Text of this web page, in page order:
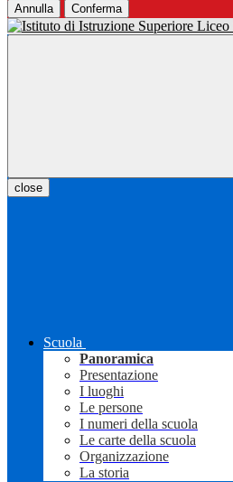
Annulla Conferma
close
Scuola
Panoramica
Presentazione
I luoghi
Le persone
I numeri della scuola
Le carte della scuola
Organizzazione
La storia